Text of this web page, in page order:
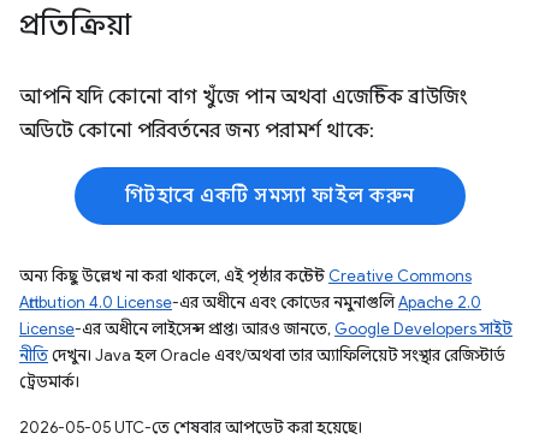
প্রতিক্রিয়া
আপনি যদি কোনো বাগ খুঁজে পান অথবা এজেন্টিক ব্রাউজিং
অডিটে কোনো পরিবর্তনের জন্য পরামর্শ থাকে:
গিটহাবে একটি সমস্যা ফাইল করুন
অন্য কিছু উল্লেখ না করা থাকলে, এই পৃষ্ঠার কন্টেন্ট Creative Commons
Attribution 4.0 License-এর অধীনে এবং কোডের নমুনাগুলিApache 2.0
License-এর অধীনে লাইসেন্স প্রাপ্ত। আরও জানতে, Google Developers সাইট
নীতিদেখুন। Java হল Oracle এবং/অথবা তার অ্যাফিলিয়েট সংস্থার রেজিস্টার্ড
ট্রেডমার্ক।
2026-05-05 UTC-তে শেষবার আপডেট করা হয়েছে।